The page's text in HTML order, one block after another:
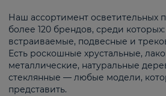
Наш ассортимент осветительных
более 120 брендов, среди
встраиваемые, подвесные и
Есть роскошные хрустальные,
металлические, натуральные
стеклянные — любые модели,
представить.